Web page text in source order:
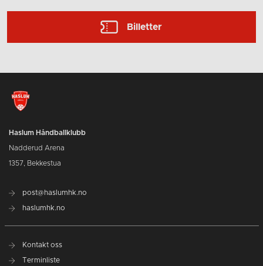
Billetter
Haslum Håndballklubb
Nadderud Arena
1357, Bekkestua
post@haslumhk.no
haslumhk.no
Kontakt oss
Terminliste